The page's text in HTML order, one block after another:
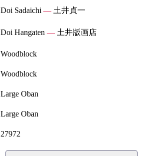
Doi Sadaichi — 土井貞一
Doi Hangaten — 土井版画店
Woodblock
Woodblock
Large Oban
Large Oban
27972